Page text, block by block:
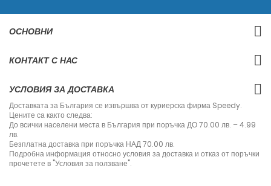
е
е
н
и
б
ю
л
е
т
и
н
ОСНОВНИ
КОНТАКТ С НАС
УСЛОВИЯ ЗА ДОСТАВКА
Доставката за България се извършва от куриерска фирма Speedy.
Цените са както следва:
До всички населени места в България при поръчка ДО 70.00 лв. – 4.99
лв.
Безплатна доставка при поръчка НАД 70.00 лв.
Подробна информация относно условия за доставка и отказ от поръчки
прочетете в "Условия за ползване".